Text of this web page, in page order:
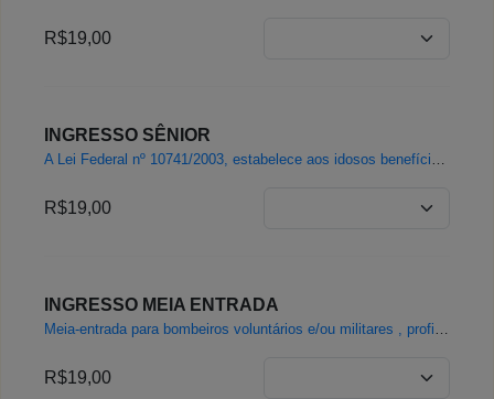
R$19,00
INGRESSO SÊNIOR
A Lei Federal nº 10741/2003, estabelece aos idosos benefício do pagamento de meia-entrada. Válido apenas para idosos com mais de 60 anos. É obrigatório a apresentação de Documento de Identidade.
R$19,00
INGRESSO MEIA ENTRADA
Meia-entrada para bombeiros voluntários e/ou militares , profissionias da segurança (policiais militares) e profissionais da educação (professores, no exercicio da profisão). É obrigatório apresentar documento ou comprovante de identificação.
R$19,00